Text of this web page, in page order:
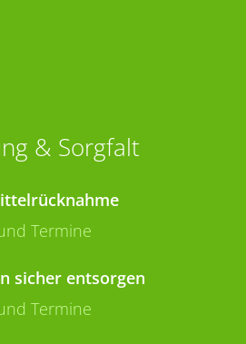
& Sorgfalt
Termine
sicher entsorgen
Termine